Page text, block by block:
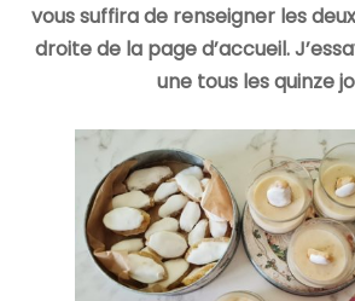
vous suffira de renseigner les
droite de la page d’accueil.
une tous les quinze